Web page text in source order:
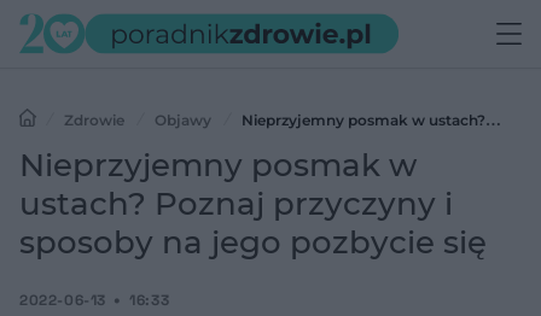
Zdrowie Objawy
Nieprzyjemny posmak w ustach?
Poznaj przyczyny i sposoby na jego pozbycie się
Nieprzyjemny posmak w
ustach? Poznaj przyczyny i
sposoby na jego pozbycie się
2022-06-13 16:33